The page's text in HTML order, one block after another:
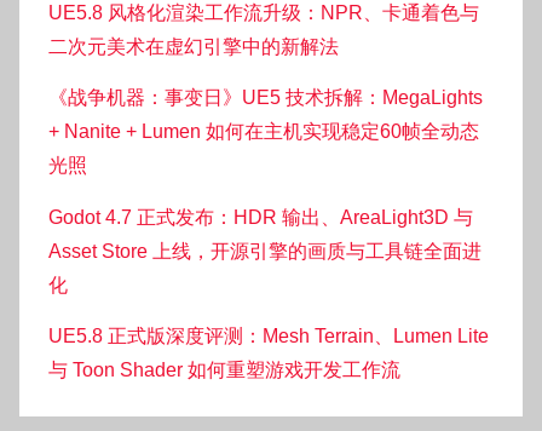
UE5.8 风格化渲染工作流升级：NPR、卡通着色与
二次元美术在虚幻引擎中的新解法
《战争机器：事变日》UE5 技术拆解：MegaLights
+ Nanite + Lumen 如何在主机实现稳定60帧全动态
光照
Godot 4.7 正式发布：HDR 输出、AreaLight3D 与
Asset Store 上线，开源引擎的画质与工具链全面进
化
UE5.8 正式版深度评测：Mesh Terrain、Lumen Lite
与 Toon Shader 如何重塑游戏开发工作流